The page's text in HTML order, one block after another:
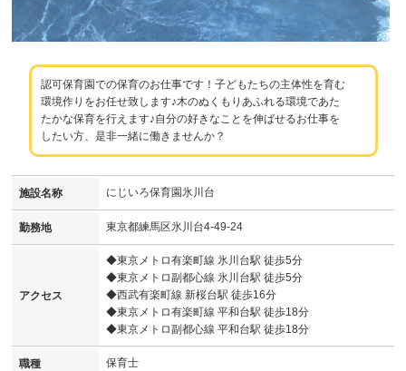
認可保育園での保育のお仕事です！子どもたちの主体性を育む
環境作りをお任せ致します♪木のぬくもりあふれる環境であた
たかな保育を行えます♪自分の好きなことを伸ばせるお仕事を
したい方、是非一緒に働きませんか？
施設名称 にじいろ保育園氷川台
勤務地 東京都練馬区氷川台4-49-24
アクセス
◆東京メトロ有楽町線 氷川台駅 徒歩5分
◆東京メトロ副都心線 氷川台駅 徒歩5分
◆西武有楽町線 新桜台駅 徒歩16分
◆東京メトロ有楽町線 平和台駅 徒歩18分
◆東京メトロ副都心線 平和台駅 徒歩18分
職種 保育士